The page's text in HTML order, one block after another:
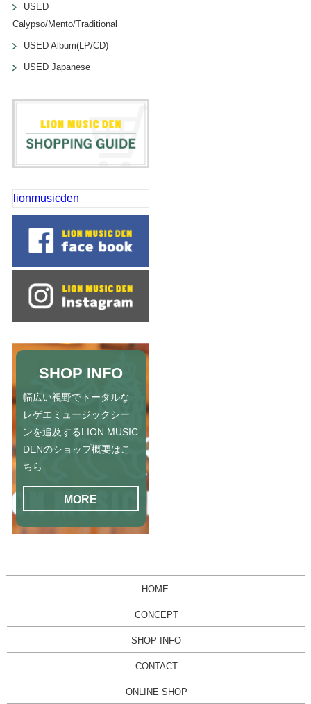
USED
Calypso/Mento/Traditional
USED Album(LP/CD)
USED Japanese
lionmusicden
SHOP INFO
幅広い視野でトータルな
レゲエミュージックシー
ンを追及するLION MUSIC
DENのショップ概要はこ
ちら
MORE
HOME
CONCEPT
SHOP INFO
CONTACT
ONLINE SHOP